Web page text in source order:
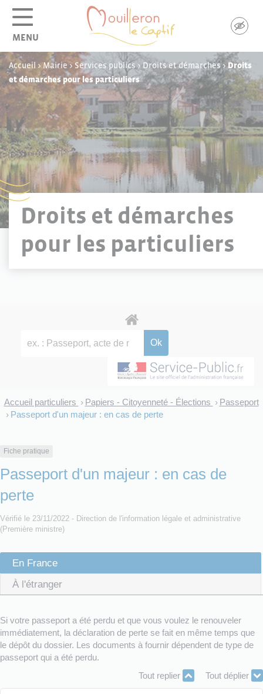
MENU
Accueil >Mairie> Services publics>Droits et démarches>Droits
et démarches pour les particuliers
Droits et démarches
pour les particuliers
Accueil particuliers > Papiers - Citoyenneté - Élections > Passeport
> Passeport d'un majeur : en cas de perte
Fiche pratique
Passeport d'un majeur : en cas de
perte
Vérifié le 23/11/2022 - Direction de l'information légale et administrative
(Première ministre)
En France
À l'étranger
Si votre passeport a été perdu et que vous voulez le renouveler
immédiatement, la déclaration de perte se fait en même temps que
le dépôt du dossier. Les documents à fournir dépendent de type de
passeport qui a été perdu.
Tout replier
Tout déplier
Panneau de gestion des cookies